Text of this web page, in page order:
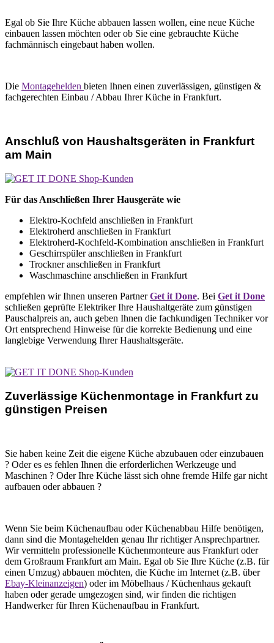
Egal ob Sie Ihre Küche abbauen lassen wollen, eine neue Küche
einbauen lassen möchten oder ob Sie eine gebrauchte Küche
fachmännisch eingebaut haben wollen.
Die Montagehelden bieten Ihnen einen zuverlässigen, günstigen &
fachgerechten Einbau / Abbau Ihrer Küche in Frankfurt.
Anschluß von Haushaltsgeräten in Frankfurt
am Main
Für das Anschließen Ihrer Hausgeräte wie
Elektro-Kochfeld anschließen in Frankfurt
Elektroherd anschließen in Frankfurt
Elektroherd-Kochfeld-Kombination anschließen in Frankfurt
Geschirrspüler anschließen in Frankfurt
Trockner anschließen in Frankfurt
Waschmaschine anschließen in Frankfurt
empfehlen wir Ihnen unseren PartnerGet it Done. Bei Get it Done
schließen geprüfte Elektriker Ihre Haushaltgeräte zum günstigen
Pauschalpreis an, auch geben Ihnen die fachkundigen Techniker vor
Ort entsprechend Hinweise für die korrekte Bedienung und eine
langlebige Verwendung Ihrer Haushaltsgeräte.
Zuverlässige Küchenmontage in Frankfurt zu
günstigen Preisen
Sie haben keine Zeit die eigene Küche abzubauen oder einzubauen
? Oder es es fehlen Ihnen die erforderlichen Werkzeuge und
Maschinen ? Oder Ihre Küche lässt sich ohne fremde Hilfe gar nicht
aufbauen oder abbauen ?
Wenn Sie beim Küchenaufbau oder Küchenabbau Hilfe benötigen,
dann sind die Montagehelden genau Ihr richtiger Ansprechpartner.
Wir vermitteln professionelle Küchenmonteure aus Frankfurt oder
dem Großraum Frankfurt am Main. Egal ob Sie Ihre Küche (z.B. für
einen Umzug) abbauen möchten, die Küche im Internet (z.B. über
Ebay-Kleinanzeigen) oder im Möbelhaus / Küchenhaus gekauft
haben oder gerade umgezogen sind, wir finden die richtigen
Handwerker für Ihren Küchenaufbau in Frankfurt.